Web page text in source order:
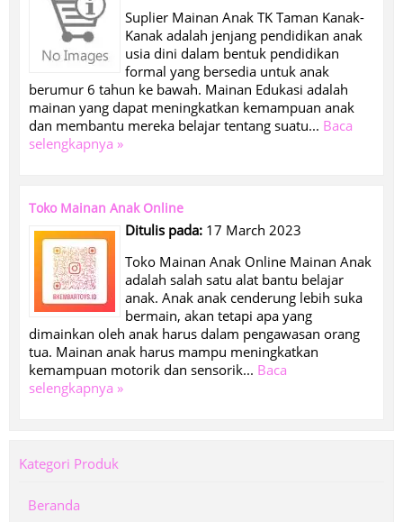
Suplier Mainan Anak TK Taman Kanak-
Kanak adalah jenjang pendidikan anak
usia dini dalam bentuk pendidikan
formal yang bersedia untuk anak
berumur 6 tahun ke bawah. Mainan Edukasi adalah
mainan yang dapat meningkatkan kemampuan anak
dan membantu mereka belajar tentang suatu... Baca
selengkapnya »
Toko Mainan Anak Online
Ditulis pada: 17 March 2023
Toko Mainan Anak Online Mainan Anak
adalah salah satu alat bantu belajar
anak. Anak anak cenderung lebih suka
bermain, akan tetapi apa yang
dimainkan oleh anak harus dalam pengawasan orang
tua. Mainan anak harus mampu meningkatkan
kemampuan motorik dan sensorik... Baca
selengkapnya »
Kategori Produk
Beranda